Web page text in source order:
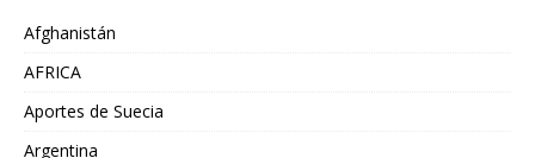
Afghanistán
AFRICA
Aportes de Suecia
Argentina